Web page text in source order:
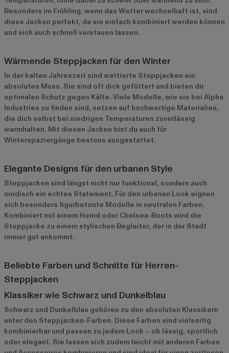
Besonders im Frühling, wenn das Wetter wechselhaft ist, sind
diese Jacken perfekt, da sie einfach kombiniert werden können
und sich auch schnell verstauen lassen.
Wärmende Steppjacken für den Winter
In der kalten Jahreszeit sind wattierte Steppjacken ein
absolutes Muss. Sie sind oft dick gefüttert und bieten dir
optimalen Schutz gegen Kälte. Viele Modelle, wie sie bei Alpha
Industries zu finden sind, setzen auf hochwertige Materialien,
die dich selbst bei niedrigen Temperaturen zuverlässig
warmhalten. Mit diesen Jacken bist du auch für
Winterspaziergänge bestens ausgestattet.
Elegante Designs für den urbanen Style
Steppjacken sind längst nicht nur funktional, sondern auch
modisch ein echtes Statement. Für den urbanen Look eignen
sich besonders figurbetonte Modelle in neutralen Farben.
Kombiniert mit einem Hemd oder Chelsea-Boots wird die
Steppjacke zu einem stylischen Begleiter, der in der Stadt
immer gut ankommt.
Beliebte Farben und Schnitte für Herren-
Steppjacken
Klassiker wie Schwarz und Dunkelblau
Schwarz und Dunkelblau gehören zu den absoluten Klassikern
unter den Steppjacken-Farben. Diese Farben sind vielseitig
kombinierbar und passen zu jedem Look – ob lässig, sportlich
oder elegant. Sie lassen sich zudem leicht mit anderen Farben